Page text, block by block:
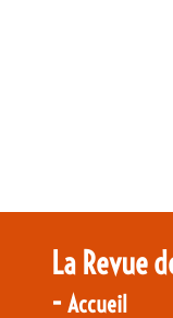
La Revue
-Accueil